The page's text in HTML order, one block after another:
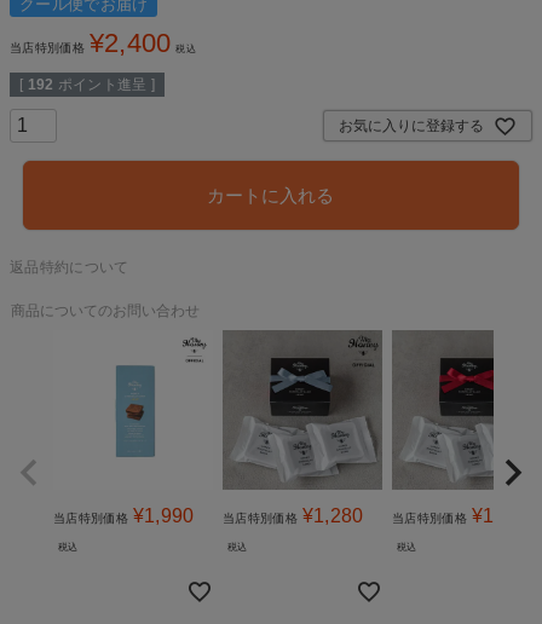
クール便でお届け
当店特別価格 ¥2,400 税込
[ 192 ポイント進呈 ]
お気に入りに登録する
カートに入れる
返品特約について
商品についてのお問い合わせ
当店特別価格 ¥1,990
税込
当店特別価格 ¥1,280
税込
当店特別価格 ¥1,280
税込